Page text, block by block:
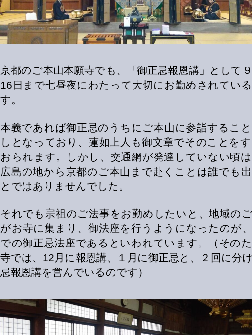
京都のご本山本願寺でも、「御正忌報恩講」として
16日まで七昼夜にわたって大切にお勤めされてい
す。
本義であれば御正忌のうちにご本山に参詣するこ
しとなっており、蓮如上人も御文章でそのことを
おられます。しかし、交通網が発達していない頃
広島の地から京都のご本山まで赴くことは誰でも
とではありませんでした。
それでも宗祖のご法事をお勤めしたいと、地域の
がお寺に集まり、御法座を行うようになったのが
での御正忌法座であるといわれています。（その
寺では、12月に報恩講、１月に御正忌と、２回に分
忌報恩講を営んでいるのです）